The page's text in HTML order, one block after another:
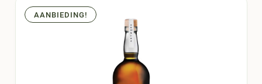
AANBIEDING!